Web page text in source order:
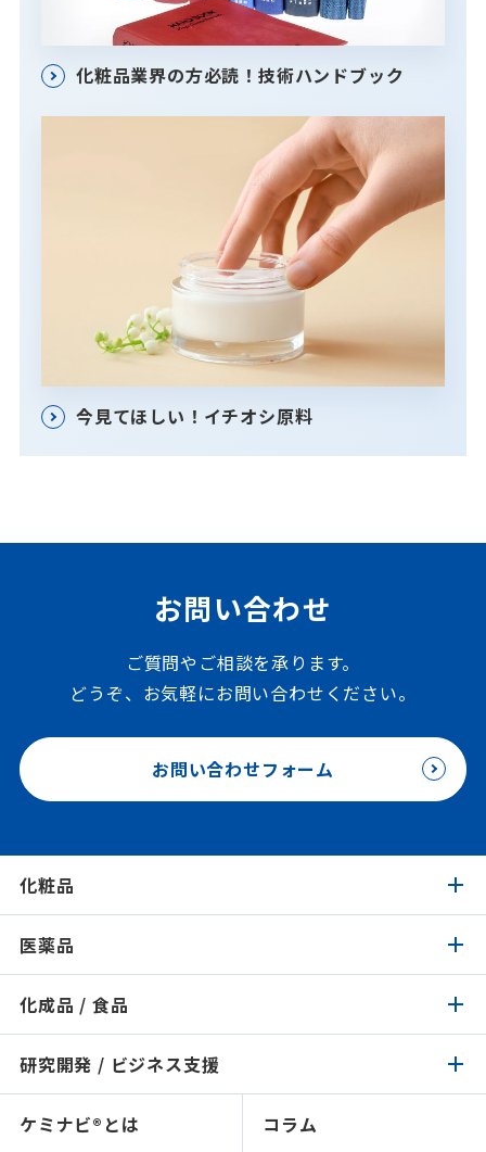
化粧品業界の方必読！技術ハンドブック
今見てほしい！イチオシ原料
お問い合わせ
ご質問やご相談を承ります。
どうぞ、お気軽にお問い合わせください。
お問い合わせフォーム
化粧品
化粧品トップ
製品検索
イチオシ原料
認証 / サステナビリティ
医薬品
医薬品トップ
製品検索
イチオシ原料
化成品 / 食品
化成品 / 食品トップ
製品検索
研究開発 / ビジネス支援
研究開発 / ビジネス支援トップ
ケミナビ®とは コラム